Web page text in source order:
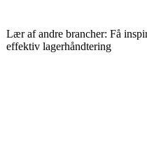
Lær af andre brancher: Få
effektiv lagerhåndtering